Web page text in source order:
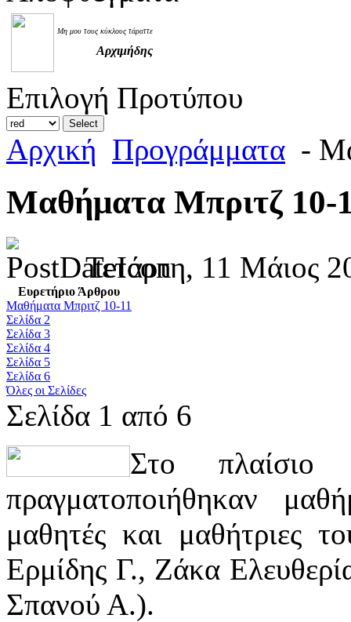
Μη μου τους κύκλους τάραττε
Αρχιμήδης
Επιλογή Προτύπου
Αρχική Προγράμματα -
Μαθήματα Μπριτζ 10-
Τετάρτη, 11 Μάιος
Ευρετήριο Άρθρου
Μαθήματα Μπριτζ 10-11
Σελίδα 2
Σελίδα 3
Σελίδα 4
Σελίδα 5
Σελίδα 6
Όλες οι Σελίδες
Σελίδα 1 από 6
Στο πλαίσιο
πραγματοποιήθηκαν
μαθητές και μαθήτριες
Ερμίδης Γ., Ζάκα
Σπανού Α.).